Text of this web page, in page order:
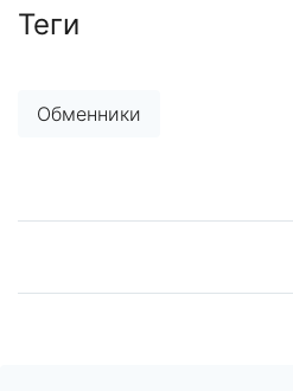
Теги
Обменники